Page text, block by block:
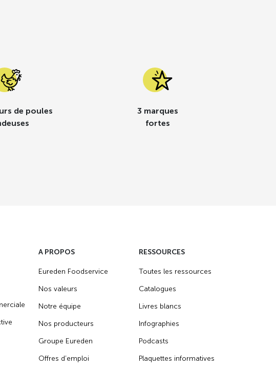
de poules
3 marques
fortes
A PROPOS
Eureden Foodservice
Nos valeurs
Notre équipe
Nos producteurs
Groupe Eureden
Offres d’emploi
RESSOURCES
Toutes les ressources
Catalogues
Livres blancs
Infographies
Podcasts
Plaquettes informatives